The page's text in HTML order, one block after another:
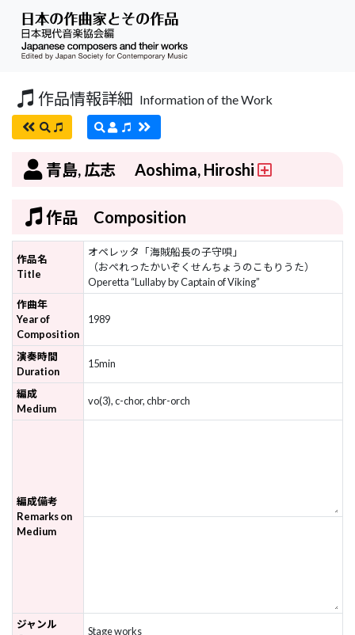
作品情報詳細 Information of the Work
青島, 広志 Aoshima, Hiroshi
作品 Composition
作品名
Title
オペレッタ「海賊船長の子守唄」
（おぺれったかいぞくせんちょうのこもりうた）
Operetta “Lullaby by Captain of Viking”
作曲年
Year of
Composition
1989
演奏時間
Duration
15min
編成
Medium
vo(3), c-chor, chbr-orch
編成備考
Remarks on
Medium
ジャンル
Stage works